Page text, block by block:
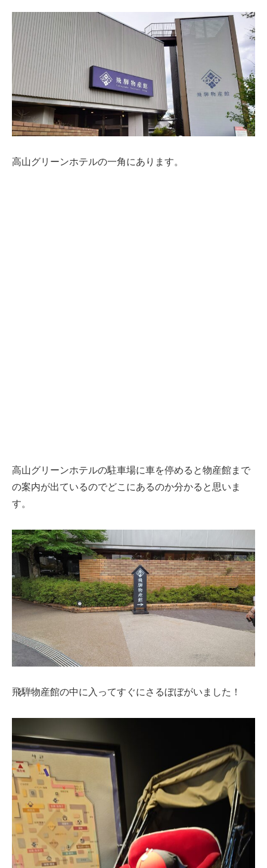
高山グリーンホテルの一角にあります。
高山グリーンホテルの駐車場に車を停めると物産館まで
の案内が出ているのでどこにあるのか分かると思いま
す。
飛騨物産館の中に入ってすぐにさるぼぼがいました！